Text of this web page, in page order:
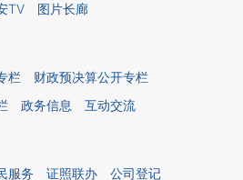
TV 图片长廊
栏
财政预决算公开专栏
政务信息 互动交流
服务 证照联办
公司登记